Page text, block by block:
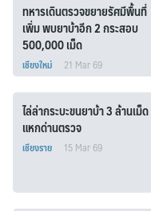
Search
for:
ทหารเดินตรวจขยายรัศมีพื้นที่
เพิ่ม พบยาบ้าอีก 2 กระสอบ
500,000 เม็ด
เชียงใหม่ 21 Mar 69
ไล่ล่ากระบะขนยาบ้า 3 ล้านเม็ด
แหกด่านตรวจ
เชียงราย 15 Mar 69